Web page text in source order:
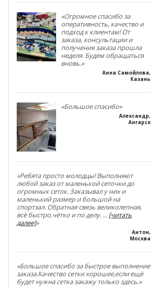
«Огромное спасибо за
оперативность, качество и
подход к клиентам! От
заказа, консультации и
получения заказа прошла
неделя. Будем обращаться
вновь.»
Анна Самойлова,
Казань
«Большое спасибо»
Александр,
Ангарск
«Ребята просто молодцы! Выполняют
любой заказ от маленькой сеточки до
огромных сеток. Заказывал у них и
маленький размер и большой на
спортзал. Обратная связь великолепная,
всё быстро,чётко и по делу. ... [читать
далее]»
Антон,
Москва
«Большое спасибо за быстрое выполнение
заказа.Качество сетки хорошее,если ещё
будет нужна сетка закажу только здесь.»